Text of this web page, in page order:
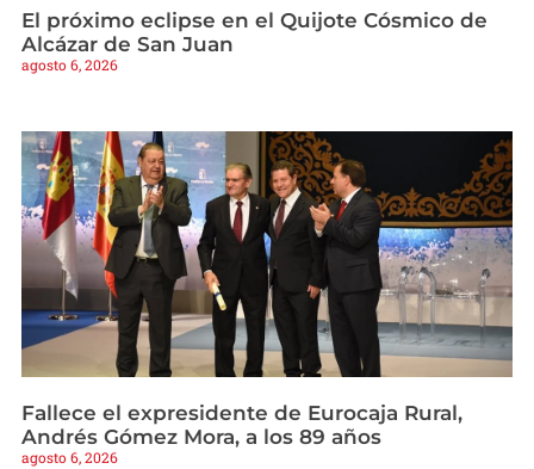
El próximo eclipse en el Quijote Cósmico de
Alcázar de San Juan
agosto 6, 2026
Fallece el expresidente de Eurocaja Rural,
Andrés Gómez Mora, a los 89 años
agosto 6, 2026